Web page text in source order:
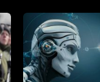
Odcinki